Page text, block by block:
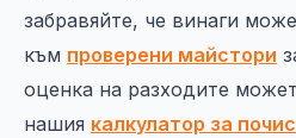
забравяйте, че винаги
към проверени майстори
оценка на разходите
нашия калкулатор за